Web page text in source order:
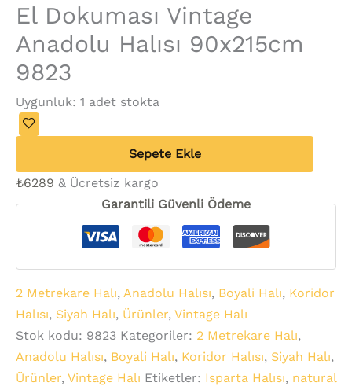
El Dokuması Vintage
Anadolu Halısı 90x215cm
9823
Uygunluk: 1 adet stokta
Sepete Ekle
₺6289 & Ücretsiz kargo
Garantili Güvenli Ödeme
2 Metrekare Halı, Anadolu Halısı, Boyali Halı, Koridor
Halısı, Siyah Halı, Ürünler, Vintage Halı
Stok kodu: 9823 Kategoriler: 2 Metrekare Halı,
Anadolu Halısı, Boyali Halı, Koridor Halısı, Siyah Halı,
Ürünler, Vintage Halı Etiketler: Isparta Halısı, natural